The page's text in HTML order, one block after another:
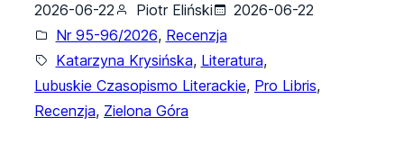
2026-06-22 Piotr Eliński
2026-06-22
Nr 95-96/2026, Recenzja
Katarzyna Krysińska, Literatura,
Lubuskie Czasopismo Literackie, Pro Libris,
Recenzja, Zielona Góra